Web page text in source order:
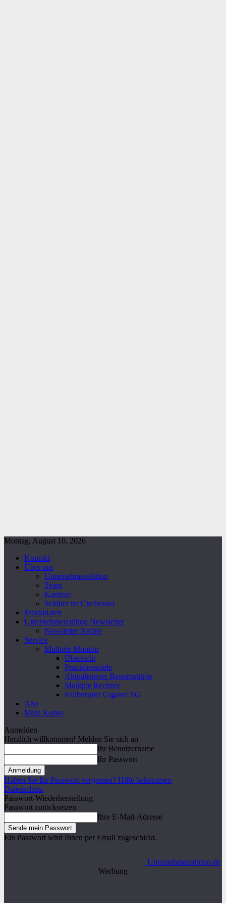
Montag, August 10, 2026
Kontakt
Über uns
Unternehmeredition
Team
Karriere
Schüler im Chefsessel
Mediadaten
Unternehmeredition Newsletter
Newsletter Archiv
Service
Multiple Monitor
Übersicht
Praxisbeispiele
Aktualisierter Basismultiple
Multiple Rechner
Fallbeispiel Gigaset AG
Abo
Mein Konto
Anmelden
Herzlich willkommen! Melden Sie sich an
Ihr Benutzername
Ihr Passwort
Haben Sie Ihr Passwort vergessen? Hilfe bekommen
Datenschutz
Passwort-Wiederherstellung
Passwort zurücksetzen
Ihre E-Mail-Adresse
Ein Passwort wird Ihnen per Email zugeschickt.
Unternehmeredition.de
Werbung